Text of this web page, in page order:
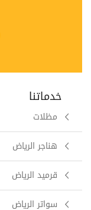
خدماتنا
مظلات
هناجر الرياض
قرميد الرياض
سواتر الرياض